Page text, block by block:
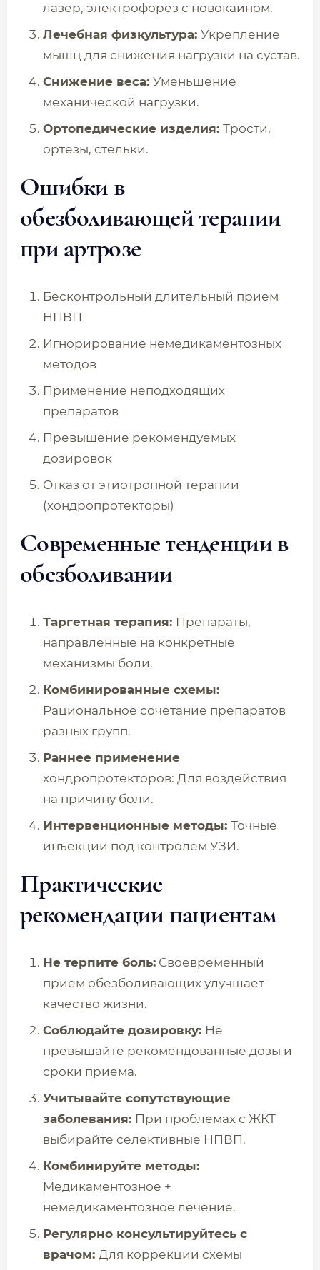
лазер, электрофорез с новокаином.
Лечебная физкультура: Укрепление
мышц для снижения нагрузки на сустав.
Снижение веса: Уменьшение
механической нагрузки.
Ортопедические изделия: Трости,
ортезы, стельки.
Ошибки в
обезболивающей терапии
при артрозе
Бесконтрольный длительный прием
НПВП
Игнорирование немедикаментозных
методов
Применение неподходящих
препаратов
Превышение рекомендуемых
дозировок
Отказ от этиотропной терапии
(хондропротекторы)
Современные тенденции в
обезболивании
Таргетная терапия: Препараты,
направленные на конкретные
механизмы боли.
Комбинированные схемы:
Рациональное сочетание препаратов
разных групп.
Раннее применение
хондропротекторов: Для воздействия
на причину боли.
Интервенционные методы: Точные
инъекции под контролем УЗИ.
Практические
рекомендации пациентам
Не терпите боль: Своевременный
прием обезболивающих улучшает
качество жизни.
Соблюдайте дозировку: Не
превышайте рекомендованные дозы и
сроки приема.
Учитывайте сопутствующие
заболевания: При проблемах с ЖКТ
выбирайте селективные НПВП.
Комбинируйте методы:
Медикаментозное +
немедикаментозное лечение.
Регулярно консультируйтесь с
врачом: Для коррекции схемы